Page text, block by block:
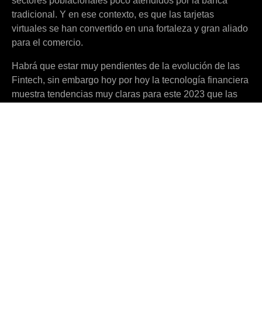
tradicional. Y en ese contexto, es que las tarjetas
virtuales se han convertido en una fortaleza y gran aliado
para el comercio.
Habrá que estar muy pendientes de la evolución de las
Fintech, sin embargo hoy por hoy la tecnología financiera
muestra tendencias muy claras para este 2023 que las